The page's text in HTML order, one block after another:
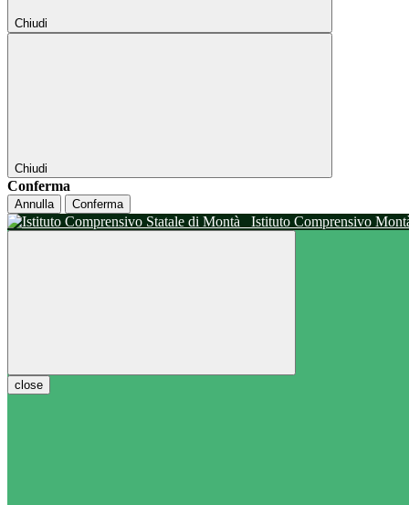
Chiudi
Chiudi
Conferma
Annulla Conferma
Istituto Comprensivo
close